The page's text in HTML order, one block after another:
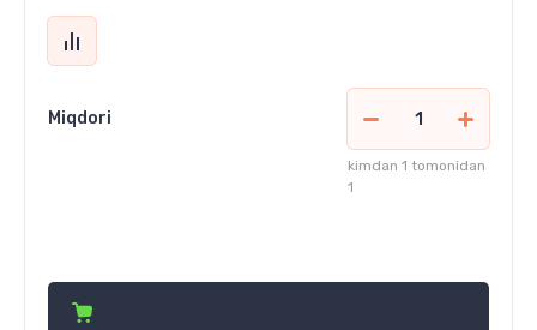
Miqdori
kimdan 1 tomonidan
1